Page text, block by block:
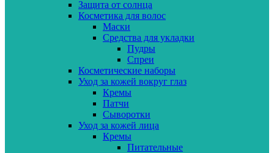
Защита от солнца
Косметика для волос
Маски
Средства для укладки
Пудры
Спреи
Косметические наборы
Уход за кожей вокруг глаз
Кремы
Патчи
Сыворотки
Уход за кожей лица
Кремы
Питательные